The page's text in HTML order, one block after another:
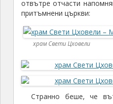
отвътре отчасти
притъмнени църкви:
храм Свети Цховели
Странно беше, че